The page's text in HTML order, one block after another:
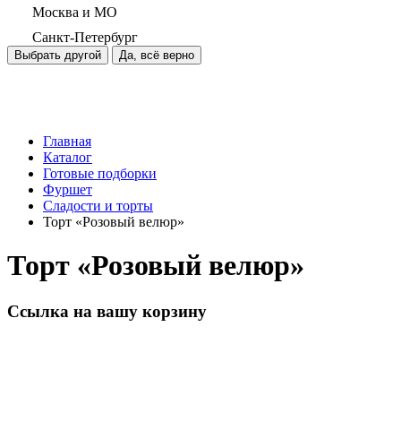
Москва и МО
Санкт-Петербург
Выбрать другой Да, всё верно
Главная
Каталог
Готовые подборки
Фуршет
Сладости и торты
Торт «Розовый велюр»
Торт «Розовый велюр»
Ссылка на вашу корзину